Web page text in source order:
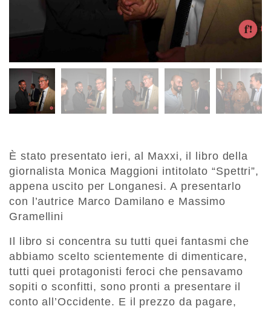
È stato presentato ieri, al Maxxi, il libro della
giornalista Monica Maggioni intitolato “Spettri”,
appena uscito per Longanesi. A presentarlo
con l’autrice Marco Damilano e Massimo
Gramellini
Il libro si concentra su tutti quei fantasmi che
abbiamo scelto scientemente di dimenticare,
tutti quei protagonisti feroci che pensavamo
sopiti o sconfitti, sono pronti a presentare il
conto all’Occidente. E il prezzo da pagare,